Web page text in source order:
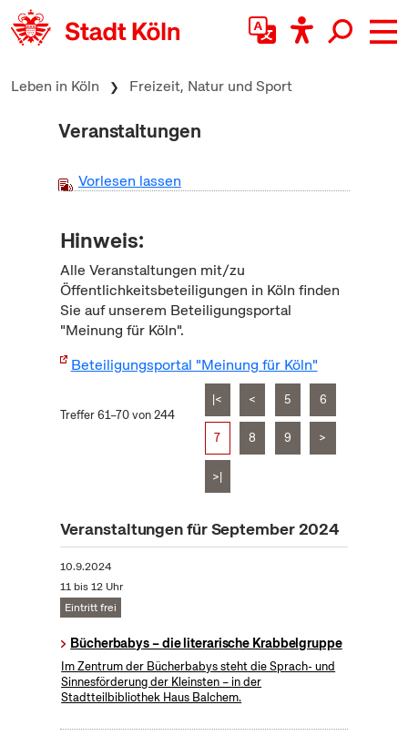
zum Inhalt springen
Leben in Köln Freizeit, Natur und Sport
Veranstaltungen
Vorlesen lassen
Hinweis:
Alle Veranstaltungen mit/zu
Öffentlichkeitsbeteiligungen in Köln finden
Sie auf unserem Beteiligungsportal
"Meinung für Köln".
Beteiligungsportal "Meinung für Köln"
Treffer 61–70 von 244
|< < 5 6
7 8 9 >
>|
Veranstaltungen für September 2024
10.9.2024
11 bis 12 Uhr
Eintritt frei
Bücherbabys – die literarische Krabbelgruppe
Im Zentrum der Bücherbabys steht die Sprach- und
Sinnesförderung der Kleinsten – in der
Stadtteilbibliothek Haus Balchem.